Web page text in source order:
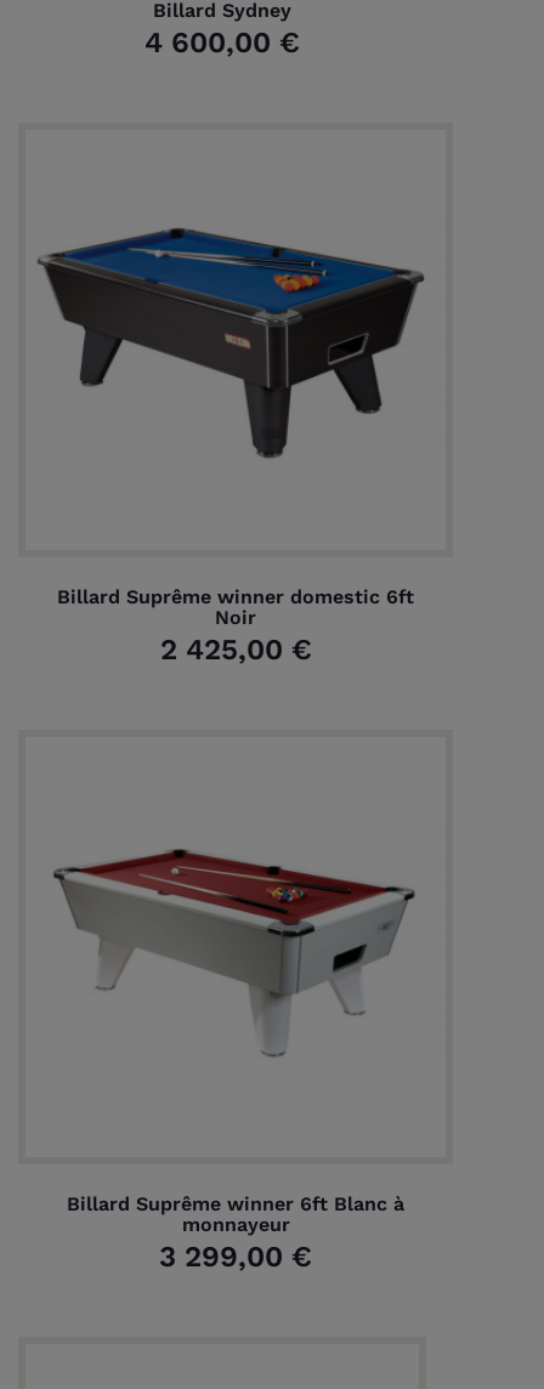
Billard Sydney
4 600,00 €
Billard Suprême winner domestic 6ft
Noir
2 425,00 €
Billard Suprême winner 6ft Blanc à
monnayeur
3 299,00 €